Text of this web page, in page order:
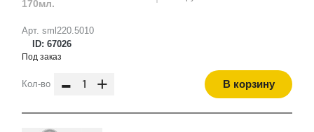
Арт. sml220.5010
ID: 67026
170мл.
Под заказ
Кол-во - + В корзину